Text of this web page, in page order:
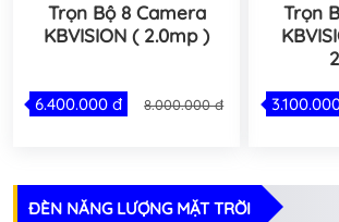
Trọn Bộ 8 Camera
KBVISION ( 2.0mp )
6.400.000 đ 8.000.000 đ
Trọn
ĐÈN NĂNG LƯỢNG MẶT TRỜI